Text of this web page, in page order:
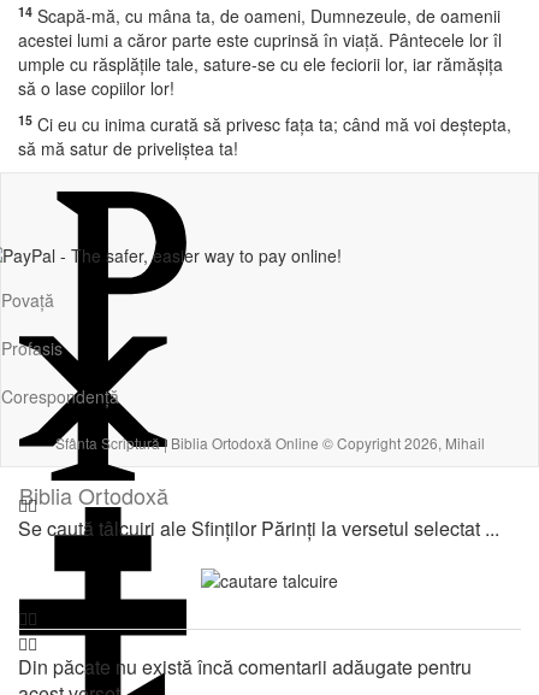
14 Scapă-mă, cu mâna ta, de oameni, Dumnezeule, de oamenii
acestei lumi a căror parte este cuprinsă în viaţă. Pântecele lor îl
umple cu răsplăţile tale, sature-se cu ele feciorii lor, iar rămăşiţa
să o lase copiilor lor!
15 Ci eu cu inima curată să privesc faţa ta; când mă voi deştepta,
să mă satur de priveliştea ta!
Biblia Ortodoxă
Povață
Profasis
Corespondență
Sfânta Scriptură | Biblia Ortodoxă Online © Copyright 2026, Mihail
Se caută tâlcuiri ale Sfinților Părinți la versetul selectat ...
Din păcate nu există încă comentarii adăugate pentru